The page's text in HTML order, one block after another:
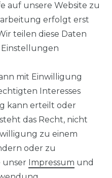
Ihnen mit Rat
um sicherzustellen,
Kühllösung für
um
Sie nicht nur
sondern auch
Wir glauben, dass
auf Kosten des
Geräte sind
auf unsere Website zu
erfolgt erst
teilen diese Daten
mit Einwilligung
Interesses
kann erteilt oder
das Recht, nicht
zu einem
oder zu
unser Impressum und